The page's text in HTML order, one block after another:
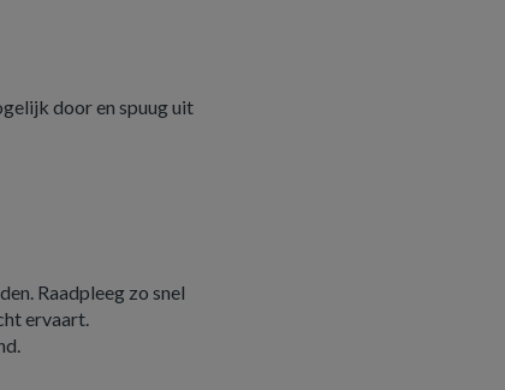
door en spuug uit
Raadpleeg zo snel
ervaart.